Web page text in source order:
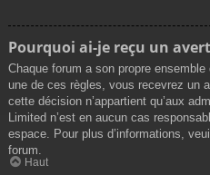
Pourquoi ai-je reçu un
Chaque forum a son propre
une de ces règles, vous recevrez un
cette décision n’appartient qu’aux
Limited n’est en aucun cas
espace. Pour plus d’informations,
forum.
Haut